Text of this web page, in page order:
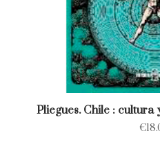
Pliegues. Chile : cultura
€